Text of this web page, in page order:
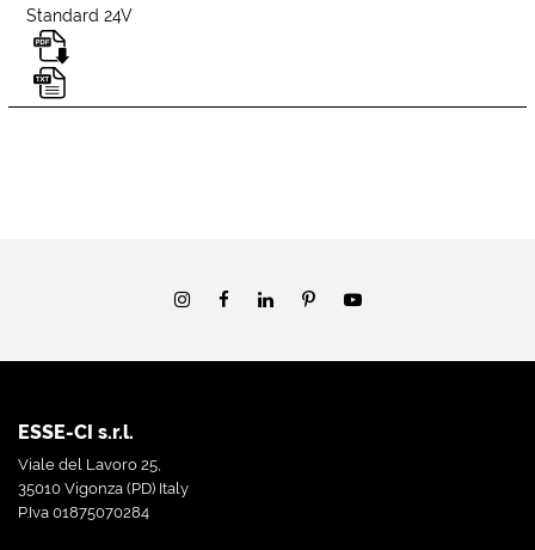
Standard 24V
ESSE-CI s.r.l.
Viale del Lavoro 25,
35010 Vigonza (PD) Italy
P.Iva 01875070284